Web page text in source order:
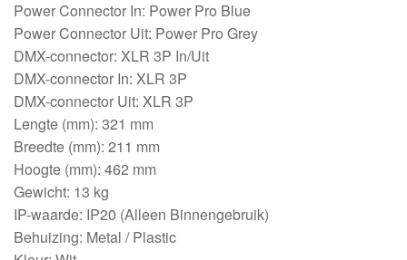
Power Connector In: Power Pro Blue
Power Connector Uit: Power Pro Grey
DMX-connector: XLR 3P In/Uit
DMX-connector In: XLR 3P
DMX-connector Uit: XLR 3P
Lengte (mm): 321 mm
Breedte (mm): 211 mm
Hoogte (mm): 462 mm
Gewicht: 13 kg
IP-waarde: IP20 (Alleen Binnengebruik)
Behuizing: Metal / Plastic